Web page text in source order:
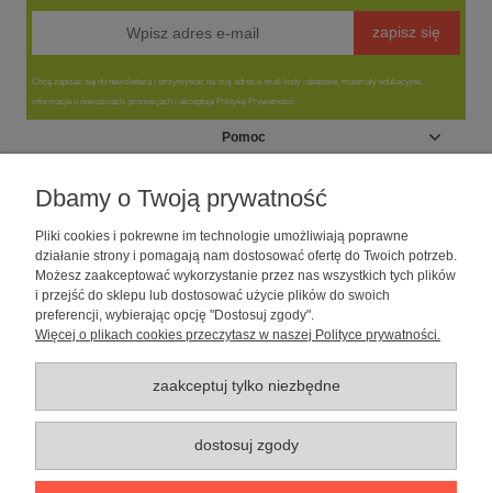
zapisz się
Chcę zapisać się do newslettera i otrzymywać na mój adres e-mail kody rabatowe, materiały edukacyjne,
informacje o nowościach, promocjach i akceptuję Politykę Prywatności.
Pomoc
Moje konto
Informacje
O nas
Sklep dla psów caniLOVE| NIP: 5251057141 | ul. Strzelecka 54/56, 64-
010 Krzywiń, woj. wielkopolskie | telefon: 600 189 631, e-mail:
sklep@canilove.pl
Realizacja:Centrum Usług E-Commerce Łukasz Wiśniewski2021 |
Oprogramowanie:Shoper
Dbamy o Twoją prywatność
Pliki cookies i pokrewne im technologie umożliwiają poprawne
działanie strony i pomagają nam dostosować ofertę do Twoich potrzeb.
Możesz zaakceptować wykorzystanie przez nas wszystkich tych plików
i przejść do sklepu lub dostosować użycie plików do swoich
preferencji, wybierając opcję "Dostosuj zgody".
Więcej o plikach cookies przeczytasz w naszej Polityce prywatności.
zaakceptuj tylko niezbędne
dostosuj zgody